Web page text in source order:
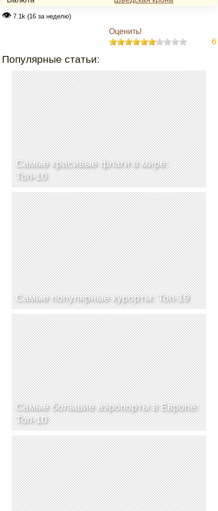
👁 7.1k (16 за неделю)
Оценить!
6
Популярные статьи:
Самые красивые флаги в мире:
Топ-10
Самые популярные курорты: Топ-19
Самые большие аэропорты в Европе:
Топ-10